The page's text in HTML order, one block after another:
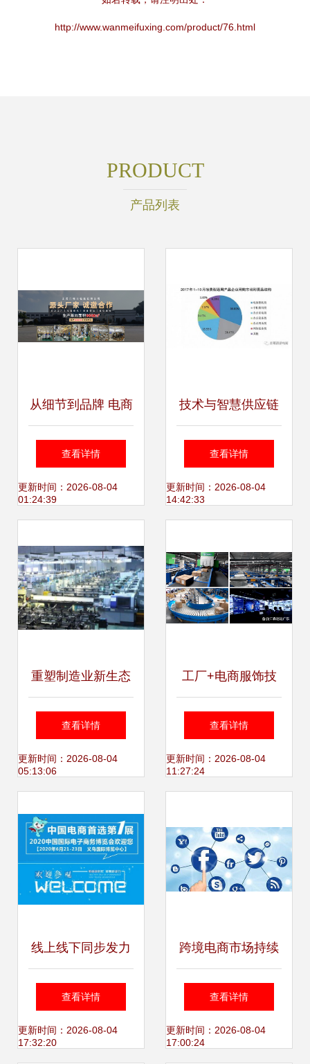
http://www.wanmeifuxing.com/product/76.html
PRODUCT
产品列表
从细节到品牌 电商
网页设计中垃圾袋
包装的视觉历程诠
查看详情
更新时间：2026-08-04
01:24:39
技术与智慧供应链
并驱 京东如何撬动
万亿级企业级市场
查看详情
更新时间：2026-08-04
14:42:33
重塑制造业新生态
研祥工控互联与电
子商务技术服务的
查看详情
更新时间：2026-08-04
05:13:06
工厂+电商服饰技
术服务指南 赋能产
业的数字链路
查看详情
更新时间：2026-08-04
11:27:24
线上线下同步发力
御为民亮相国际电
商博览会，引领电
查看详情
更新时间：2026-08-04
17:32:20
跨境电商市场持续
升温，华南城以技
术赋能助力企业抢
查看详情
更新时间：2026-08-04
17:00:24